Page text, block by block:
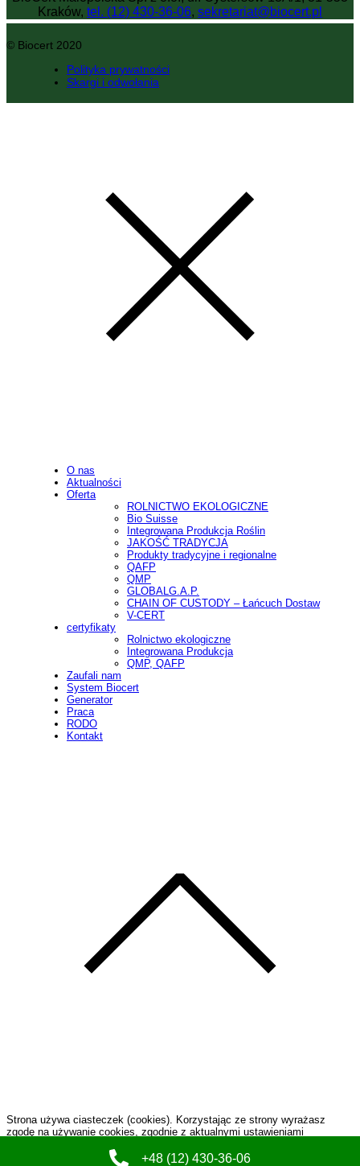
Kraków, tel. (12) 430-36-06, sekretariat@biocert.pl
+48 (12) 430-36-06
© Biocert 2020
Polityka prywatności
Skargi i odwołania
O nas
Aktualności
Oferta
ROLNICTWO EKOLOGICZNE
Bio Suisse
Integrowana Produkcja Roślin
JAKOŚĆ TRADYCJA
Produkty tradycyjne i regionalne
QAFP
QMP
GLOBALG.A.P.
CHAIN OF CUSTODY – Łańcuch Dostaw
V-CERT
certyfikaty
Rolnictwo ekologiczne
Integrowana Produkcja
QMP, QAFP
Zaufali nam
System Biocert
Generator
Praca
RODO
Kontakt
Strona używa ciasteczek (cookies). Korzystając ze strony wyrażasz
zgodę na używanie cookies, zgodnie z aktualnymi ustawieniami